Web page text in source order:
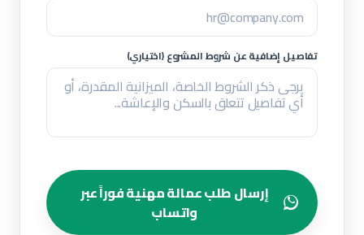
تفاصيل إضافية عن شروط المشروع (اختياري)
إرسال طلب عمالة مهنية فوراً عبر
واتساب